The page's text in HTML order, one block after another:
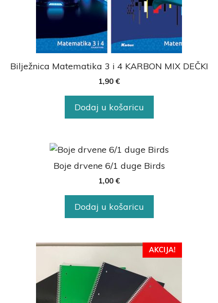
Bilježnica Matematika 3 i 4 KARBON MIX DEČKI
1,90 €
Dodaj u košaricu
Boje drvene 6/1 duge Birds
1,00 €
Dodaj u košaricu
AKCIJA!